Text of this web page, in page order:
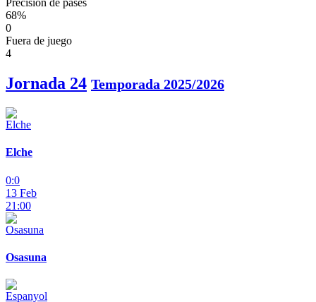
Precisión de pases
68%
0
Fuera de juego
4
Jornada 24 Temporada 2025/2026
Elche
0:0
13 Feb
21:00
Osasuna